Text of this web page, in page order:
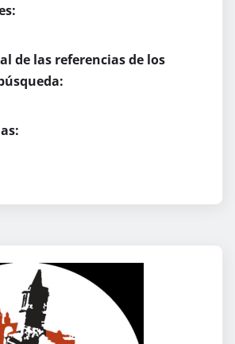
de las referencias de los